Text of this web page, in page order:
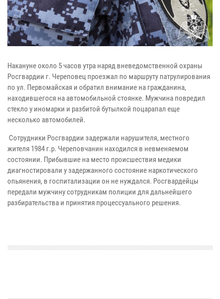
Накануне около 5 часов утра наряд вневедомственной охраны
Росгвардии г. Череповец проезжал по маршруту патрулирования
по ул. Первомайская и обратил внимание на гражданина,
находившегося на автомобильной стоянке. Мужчина повредил
стекло у иномарки и разбитой бутылкой поцарапал еще
несколько автомобилей.
Сотрудники Росгвардии задержали нарушителя, местного
жителя 1984 г.р. Череповчанин находился в невменяемом
состоянии. Прибывшие на место происшествия медики
диагностировали у задержанного состояние наркотического
опьянения, в госпитализации он не нуждался. Росгвардейцы
передали мужчину сотрудникам полиции для дальнейшего
разбирательства и принятия процессуального решения.